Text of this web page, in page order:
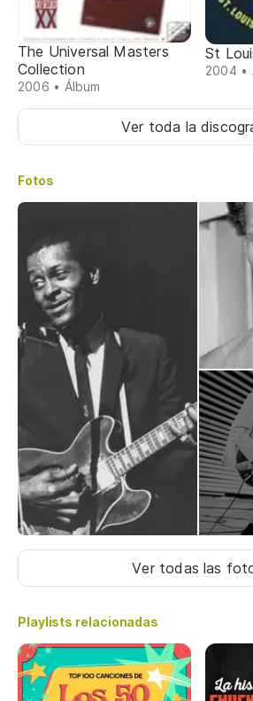
The Universal Masters
Collection
2006 • Álbum
St
2004 •
Ver toda la
Fotos
Ver todas las
Playlists relacionadas